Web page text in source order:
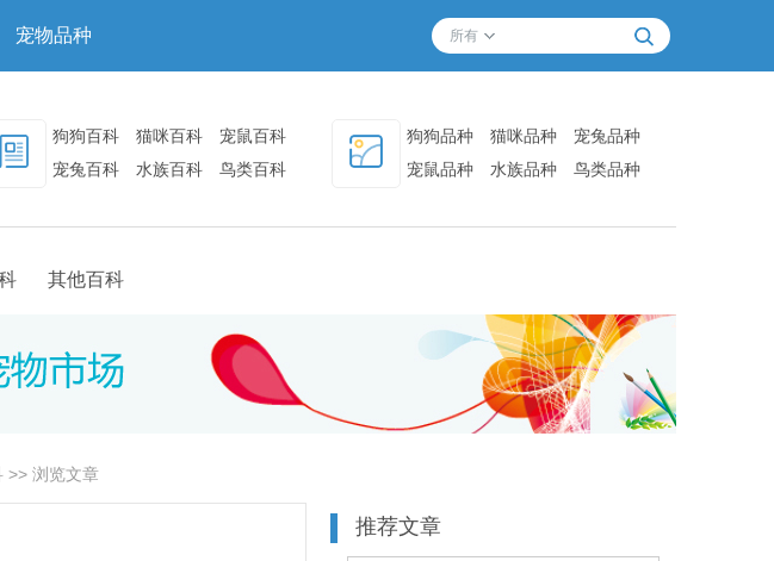
宠物品种 所有
狗狗百科 猫咪百科
宠鼠百科
宠兔百科
水族百科
鸟类百科
狗狗品种 猫咪品种
宠兔品种
宠鼠品种
水族品种
鸟类品种
其他百科
>> 浏览文章
推荐文章